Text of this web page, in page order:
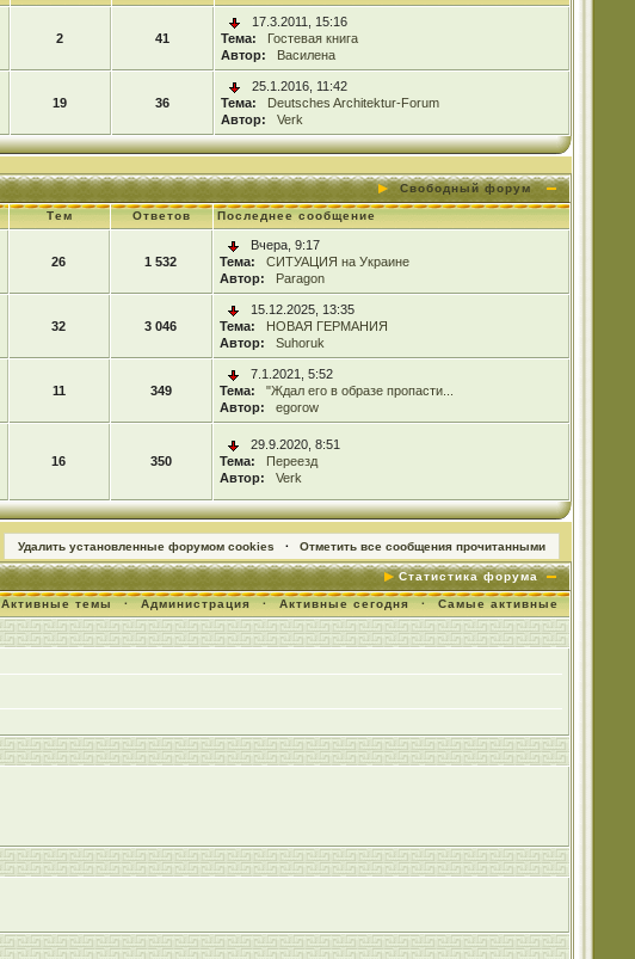
2 41
17.3.2011, 15:16
Тема:
Гостевая книга
Автор:
Василена
19 36
25.1.2016, 11:42
Тема:
Deutsches Architektur-Forum
Автор:
Verk
Свободный форум
Тем Ответов Последнее сообщение
26 1 532
Вчера, 9:17
Тема:
СИТУАЦИЯ на Украине
Автор:
Paragon
32 3 046
15.12.2025, 13:35
Тема:
НОВАЯ ГЕРМАНИЯ
Автор:
Suhoruk
11 349
7.1.2021, 5:52
Тема:
"Ждал его в образе пропасти...
Автор:
egorow
16 350
29.9.2020, 8:51
Тема:
Переезд
Автор:
Verk
Удалить установленные форумом cookies · Отметить все сообщения прочитанными
Статистика форума
Активные темы · Администрация · Активные сегодня · Самые активные